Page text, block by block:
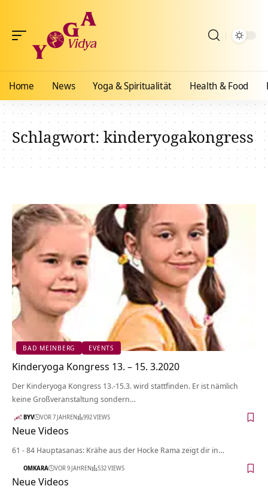
Home News Yoga & Spiritualität Health & Food
Schlagwort:kinderyogakongress
BAD MEINBERG EVENTS
Kinderyoga Kongress 13. – 15. 3.2020
Der Kinderyoga Kongress 13.-15.3. wird stattfinden. Er ist nämlich
keine Großveranstaltung sondern…
BYV VOR 7 JAHREN 992 VIEWS
Neue Videos
61 - 84 Hauptasanas: Krähe aus der Hocke Rama zeigt dir in…
OMKARA VOR 9 JAHREN 532 VIEWS
Neue Videos